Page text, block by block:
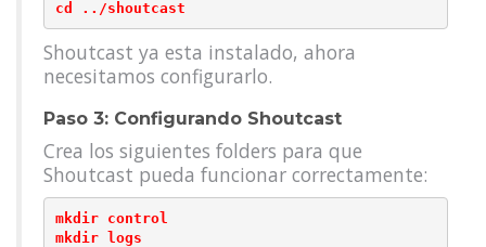
Shoutcast ya esta instalado, ahora
necesitamos configurarlo.
Paso 3: Configurando Shoutcast
Crea los siguientes folders para que
Shoutcast pueda funcionar correctamente:
mkdir control